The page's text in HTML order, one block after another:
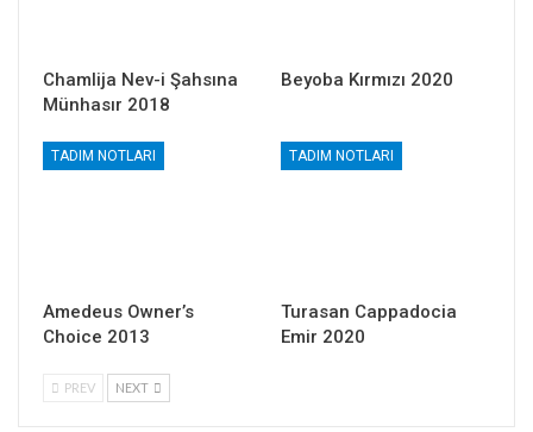
Chamlija Nev-i Şahsına
Münhasır 2018
Beyoba Kırmızı 2020
TADIM NOTLARI
Amedeus Owner’s
Choice 2013
TADIM NOTLARI
Turasan Cappadocia
Emir 2020
PREV NEXT